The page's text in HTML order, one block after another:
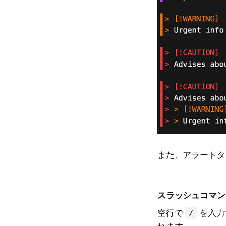
また、アラート
スラッシュコマ
空行で
/
を入